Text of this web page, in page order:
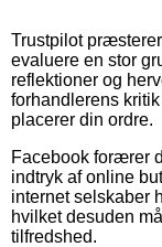
Trustpilot
evaluere en stor
reflektioner og
forhandlerens
placerer din ordre.
Facebook forærer
indtryk af online
internet selskaber
hvilket desuden
tilfredshed.